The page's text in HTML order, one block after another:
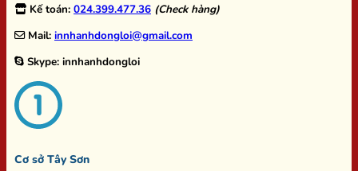
Kế toán: 024.399.477.36 (Check hàng)
Mail: innhanhdongloi@gmail.com
Skype: innhanhdongloi
Cơ sở Tây Sơn